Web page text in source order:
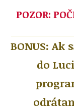
POZOR:
BONUS:
do